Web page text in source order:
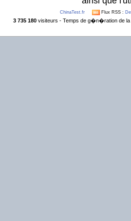
ChinaTest.fr Flux RSS :
3 735 180visiteurs - Temps de g�n�ration de